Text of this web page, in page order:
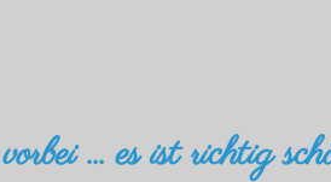
... es ist richtig